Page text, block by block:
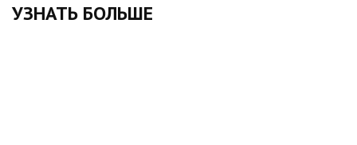
УЗНАТЬ БОЛЬШЕ